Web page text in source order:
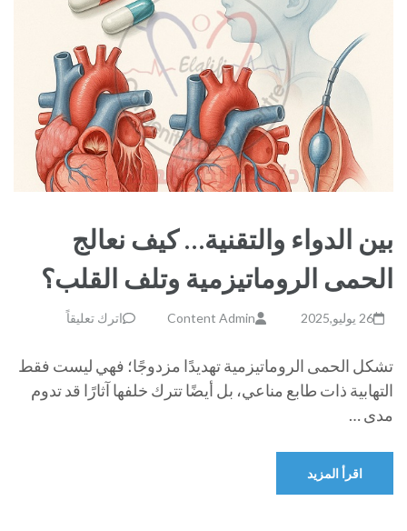
بين الدواء والتقنية… كيف نعالج
الحمى الروماتيزمية وتلف القلب؟
26 يوليو,2025 Content Admin اترك تعليقاً
تشكل الحمى الروماتيزمية تهديدًا مزدوجًا؛ فهي ليست فقط
التهابية ذات طابع مناعي، بل أيضًا تترك خلفها آثارًا قد تدوم
مدى …
اقرأ المزيد